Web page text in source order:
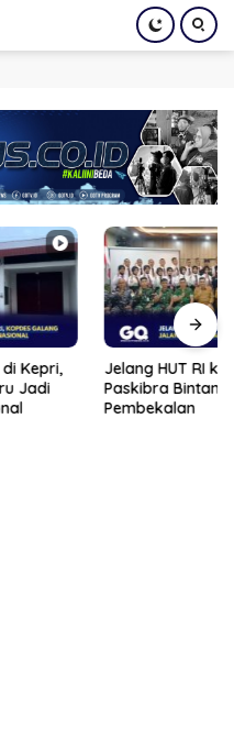
Jelang HUT RI ke-81, 33 Calon
Paskibra Bintan Jalani
Pembekalan